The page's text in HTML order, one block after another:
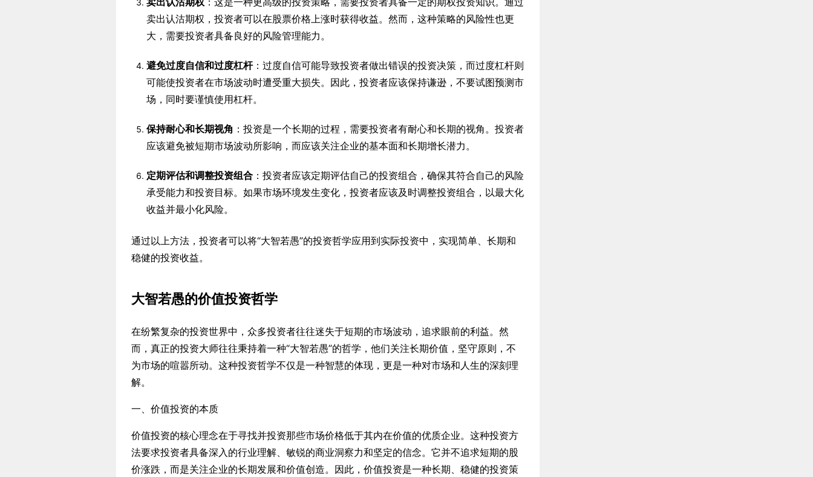
卖出认沽期权，投资者可以在股票价格上涨时获得收益。然而，这种策略的风险性也更
大，需要投资者具备良好的风险管理能力。
避免过度自信和过度杠杆：过度自信可能导致投资者做出错误的投资决策，而过度杠杆则
可能使投资者在市场波动时遭受重大损失。因此，投资者应该保持谦逊，不要试图预测市
场，同时要谨慎使用杠杆。
保持耐心和长期视角 ：投资是一个长期的过程，需要投资者有耐心和长期的视角。投资者
应该避免被短期市场波动所影响，而应该关注企业的基本面和长期增长潜力。
定期评估和调整投资组合 ：投资者应该定期评估自己的投资组合，确保其符合自己的风险
承受能力和投资目标。如果市场环境发生变化，投资者应该及时调整投资组合，以最大化
收益并最小化风险。
通过以上方法，投资者可以将“大智若愚”的投资哲学应用到实际投资中，实现简单、长期和
稳健的投资收益。
大智若愚的价值投资哲学
在纷繁复杂的投资世界中，众多投资者往往迷失于短期的市场波动，追求眼前的利益。然
而，真正的投资大师往往秉持着一种“大智若愚”的哲学，他们关注长期价值，坚守原则，不
为市场的喧嚣所动。这种投资哲学不仅是一种智慧的体现，更是一种对市场和人生的深刻理
解。
一、价值投资的本质
价值投资的核心理念在于寻找并投资那些市场价格低于其内在价值的优质企业。这种投资方
法要求投资者具备深入的行业理解、敏锐的商业洞察力和坚定的信念。它并不追求短期的股
价涨跌，而是关注企业的长期发展和价值创造。因此，价值投资是一种长期、稳健的投资策